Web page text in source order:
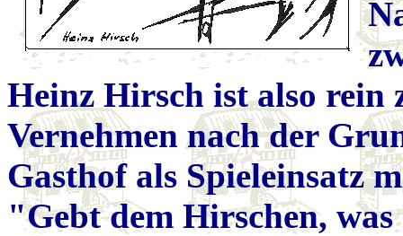
Heinz Hirsch ist also rein
Vernehmen nach der
Gasthof als Spieleinsatz
"Gebt dem Hirschen,